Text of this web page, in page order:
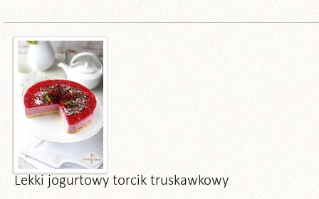
Lekki jogurtowy torcik truskawkowy